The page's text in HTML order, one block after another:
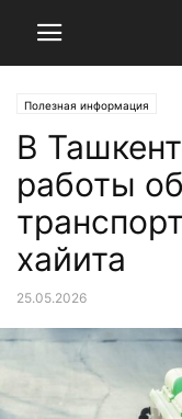
Полезная информация
В
работы
хайита
25.05.2026